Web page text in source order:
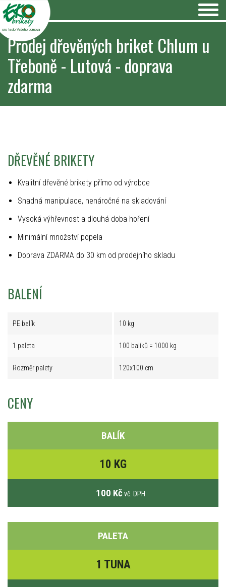
pro teplo Vašeho domova
Prodej dřevěných briket Chlum u
Třeboně - Lutová - doprava
zdarma
DŘEVĚNÉ BRIKETY
Kvalitní dřevěné brikety přímo od výrobce
Snadná manipulace, nenáročné na skladování
Vysoká výhřevnost a dlouhá doba hoření
Minimální množství popela
Doprava ZDARMA do 30 km od prodejního skladu
BALENÍ
PE balík 10 kg
1 paleta 100 balíků = 1000 kg
Rozměr palety 120x100 cm
CENY
BALÍK
10 KG
100 Kč vč. DPH
PALETA
1 TUNA